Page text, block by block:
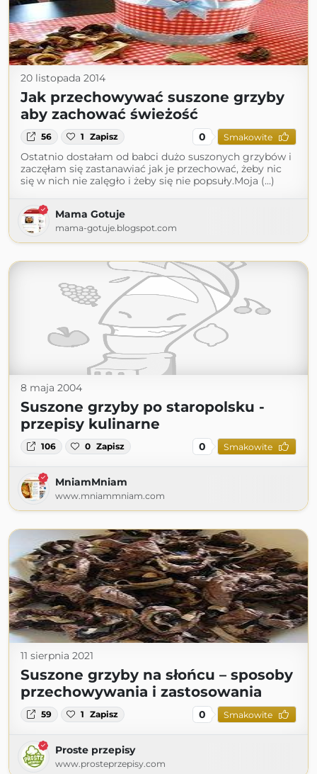
20 listopada 2014
Jak przechowywać suszone grzyby
aby zachować świeżość
56 1 Zapisz 0 Smakowite
Ostatnio dostałam od babci dużo suszonych grzybów i
zaczęłam się zastanawiać jak je przechować, żeby nic
się w nich nie zalęgło i żeby się nie popsuły.Moja (...)
Mama Gotuje
mama-gotuje.blogspot.com
8 maja 2004
Suszone grzyby po staropolsku -
przepisy kulinarne
106 0 Zapisz 0 Smakowite
MniamMniam
www.mniammniam.com
11 sierpnia 2021
Suszone grzyby na słońcu – sposoby
przechowywania i zastosowania
59 1 Zapisz 0 Smakowite
Proste przepisy
www.prosteprzepisy.com